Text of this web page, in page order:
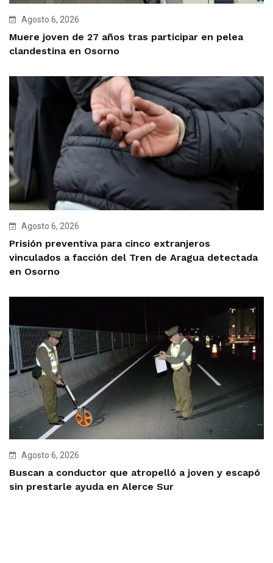
Agosto 6, 2026
Muere joven de 27 años tras participar en pelea
clandestina en Osorno
Agosto 6, 2026
Prisión preventiva para cinco extranjeros
vinculados a facción del Tren de Aragua detectada
en Osorno
Agosto 6, 2026
Buscan a conductor que atropelló a joven y escapó
sin prestarle ayuda en Alerce Sur